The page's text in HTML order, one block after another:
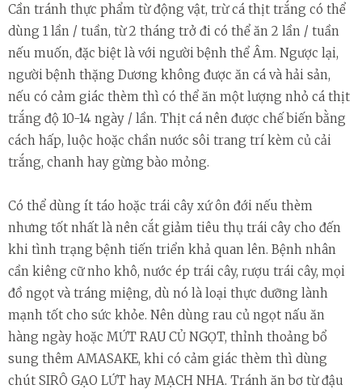
Cần tránh thực phẩm từ động vật, trừ cá thịt trắng có thể
dùng 1 lần / tuần, từ 2 tháng trở đi có thể ăn 2 lần / tuần
nếu muốn, đặc biệt là với người bệnh thể Âm. Ngược lại,
người bệnh thặng Dương không được ăn cá và hải sản,
nếu có cảm giác thèm thì có thể ăn một lượng nhỏ cá thịt
trắng độ 10-14 ngày / lần. Thịt cá nên được chế biến bằng
cách hấp, luộc hoặc chần nước sôi trang trí kèm củ cải
trắng, chanh hay gừng bào mỏng.
Có thể dùng ít táo hoặc trái cây xứ ôn đới nếu thèm
nhưng tốt nhất là nên cắt giảm tiêu thụ trái cây cho đến
khi tình trạng bệnh tiến triển khả quan lên. Bệnh nhân
cần kiêng cữ nho khô, nước ép trái cây, rượu trái cây, mọi
đồ ngọt và tráng miệng, dù nó là loại thực dưỡng lành
mạnh tốt cho sức khỏe. Nên dùng rau củ ngọt nấu ăn
hàng ngày hoặc MỨT RAU CỦ NGỌT, thỉnh thoảng bổ
sung thêm AMASAKE, khi có cảm giác thèm thì dùng
chút SIRÔ GẠO LỨT hay MẠCH NHA. Tránh ăn bơ từ đậu